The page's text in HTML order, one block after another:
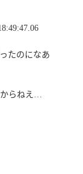
たのになあ
からねえ…